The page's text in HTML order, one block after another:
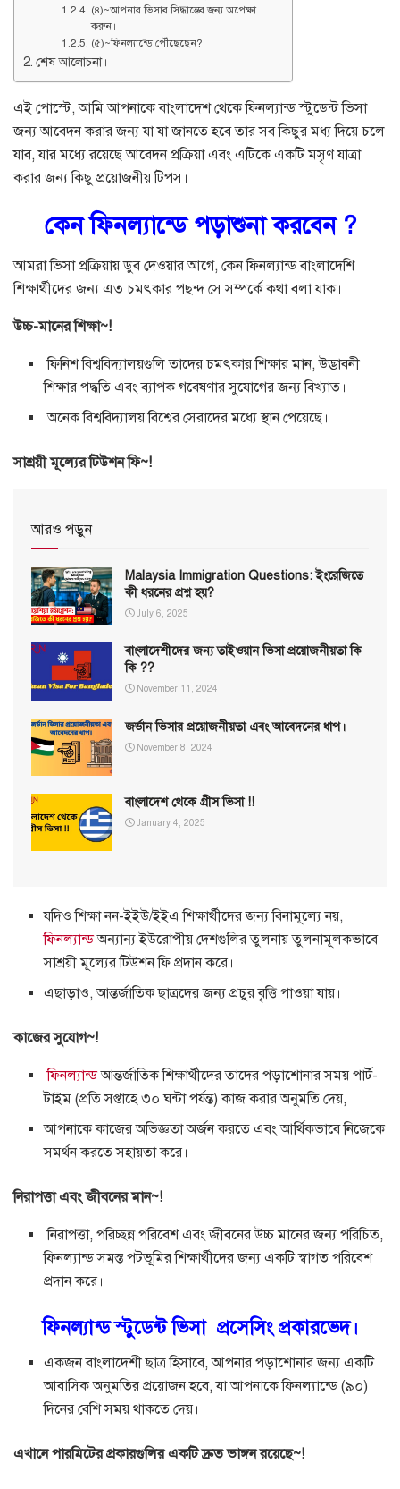
(৪)~আপনার ভিসার সিদ্ধান্তের জন্য অপেক্ষা
করুন।
(৫)~ফিনল্যান্ডে পৌঁছেছেন?
শেষ আলোচনা।
এই পোস্টে, আমি আপনাকে বাংলাদেশ থেকে ফিনল্যান্ড স্টুডেন্ট ভিসা
জন্য আবেদন করার জন্য যা যা জানতে হবে তার সব কিছুর মধ্য দিয়ে চলে
যাব, যার মধ্যে রয়েছে আবেদন প্রক্রিয়া এবং এটিকে একটি মসৃণ যাত্রা
করার জন্য কিছু প্রয়োজনীয় টিপস।
কেন ফিনল্যান্ডে পড়াশুনা করবেন ?
আমরা ভিসা প্রক্রিয়ায় ডুব দেওয়ার আগে, কেন ফিনল্যান্ড বাংলাদেশি
শিক্ষার্থীদের জন্য এত চমৎকার পছন্দ সে সম্পর্কে কথা বলা যাক।
উচ্চ-মানের শিক্ষা~!
ফিনিশ বিশ্ববিদ্যালয়গুলি তাদের চমৎকার শিক্ষার মান, উদ্ভাবনী
শিক্ষার পদ্ধতি এবং ব্যাপক গবেষণার সুযোগের জন্য বিখ্যাত।
অনেক বিশ্ববিদ্যালয় বিশ্বের সেরাদের মধ্যে স্থান পেয়েছে।
সাশ্রয়ী মূল্যের টিউশন ফি~!
আরও পড়ুন
Malaysia Immigration Questions: ইংরেজিতে
কী ধরনের প্রশ্ন হয়?
July 6, 2025
বাংলাদেশীদের জন্য তাইওয়ান ভিসা প্রয়োজনীয়তা কি
কি ??
November 11, 2024
জর্ডান ভিসার প্রয়োজনীয়তা এবং আবেদনের ধাপ।
November 8, 2024
বাংলাদেশ থেকে গ্রীস ভিসা !!
January 4, 2025
যদিও শিক্ষা নন-ইইউ/ইইএ শিক্ষার্থীদের জন্য বিনামূল্যে নয়,
ফিনল্যান্ডঅন্যান্য ইউরোপীয় দেশগুলির তুলনায় তুলনামূলকভাবে
সাশ্রয়ী মূল্যের টিউশন ফি প্রদান করে।
এছাড়াও, আন্তর্জাতিক ছাত্রদের জন্য প্রচুর বৃত্তি পাওয়া যায়।
কাজের সুযোগ~!
ফিনল্যান্ডআন্তর্জাতিক শিক্ষার্থীদের তাদের পড়াশোনার সময় পার্ট-
টাইম (প্রতি সপ্তাহে ৩০ ঘন্টা পর্যন্ত) কাজ করার অনুমতি দেয়,
আপনাকে কাজের অভিজ্ঞতা অর্জন করতে এবং আর্থিকভাবে নিজেকে
সমর্থন করতে সহায়তা করে।
নিরাপত্তা এবং জীবনের মান~!
নিরাপত্তা, পরিচ্ছন্ন পরিবেশ এবং জীবনের উচ্চ মানের জন্য পরিচিত,
ফিনল্যান্ড সমস্ত পটভূমির শিক্ষার্থীদের জন্য একটি স্বাগত পরিবেশ
প্রদান করে।
ফিনল্যান্ড স্টুডেন্ট ভিসা প্রসেসিং প্রকারভেদ।
একজন বাংলাদেশী ছাত্র হিসাবে, আপনার পড়াশোনার জন্য একটি
আবাসিক অনুমতির প্রয়োজন হবে, যা আপনাকে ফিনল্যান্ডে (৯০)
দিনের বেশি সময় থাকতে দেয়।
এখানে পারমিটের প্রকারগুলির একটি দ্রুত ভাঙ্গন রয়েছে~!